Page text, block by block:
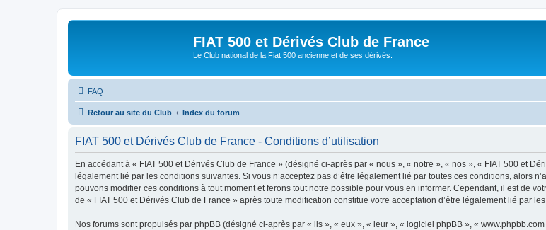
FIAT 500 et Dérivés Club de France
Le Club national de la Fiat 500 ancienne et de ses dérivés.
FAQ
Retour au site du Club Index du forum
FIAT 500 et Dérivés Club de France - Conditions d’utilisation
En accédant à « FIAT 500 et Dérivés Club de France » (désigné ci-après par « nous », « notre », « nos », « FIAT 500 et
légalement lié par les conditions suivantes. Si vous n’acceptez pas d’être légalement lié par toutes ces conditions, alors
pouvons modifier ces conditions à tout moment et ferons tout notre possible pour vous en informer. Cependant, il est de
de « FIAT 500 et Dérivés Club de France » après toute modification constitue votre acceptation d’être légalement lié par
Nos forums sont propulsés par phpBB (désigné ci-après par « ils », « eux », « leur », « logiciel phpBB », «